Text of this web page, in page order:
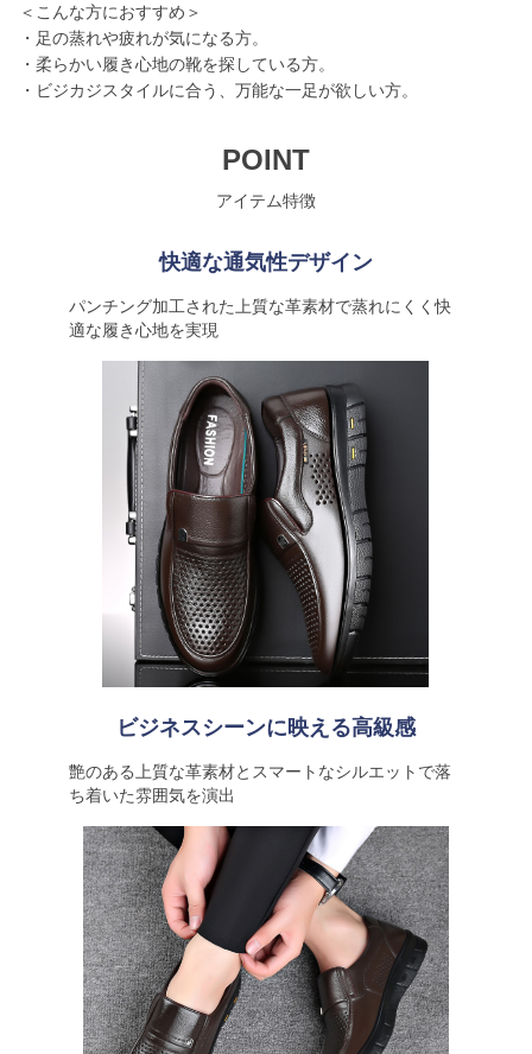
＜こんな方におすすめ＞
・足の蒸れや疲れが気になる方。
・柔らかい履き心地の靴を探している方。
・ビジカジスタイルに合う、万能な一足が欲しい方。
POINT
アイテム特徴
快適な通気性デザイン
パンチング加工された上質な革素材で蒸れにくく快
適な履き心地を実現
ビジネスシーンに映える高級感
艶のある上質な革素材とスマートなシルエットで落
ち着いた雰囲気を演出